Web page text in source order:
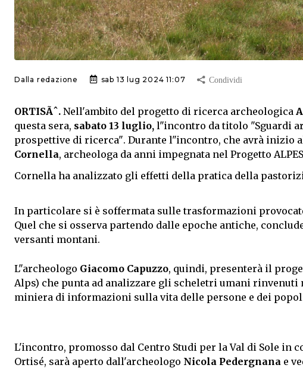
Dalla redazione sab 13 lug 2024 11:07
ORTISÃˆ. Nell'ambito del progetto di ricerca archeologica
questa sera, sabato 13 luglio, l"incontro da titolo "Sguardi
prospettive di ricerca". Durante l"incontro, che avrà inizio
Cornella, archeologa da anni impegnata nel Progetto
Cornella ha analizzato gli effetti della pratica della
In particolare si è soffermata sulle trasformazioni
Quel che si osserva partendo dalle epoche antiche,
versanti montani.
L"archeologo Giacomo Capuzzo, quindi, presenterà il
Alps) che punta ad analizzare gli scheletri umani
miniera di informazioni sulla vita delle persone e dei
L'incontro, promosso dal Centro Studi per la Val di Sole in
Ortisé, sarà aperto dall'archeologo Nicola Pedergnana e